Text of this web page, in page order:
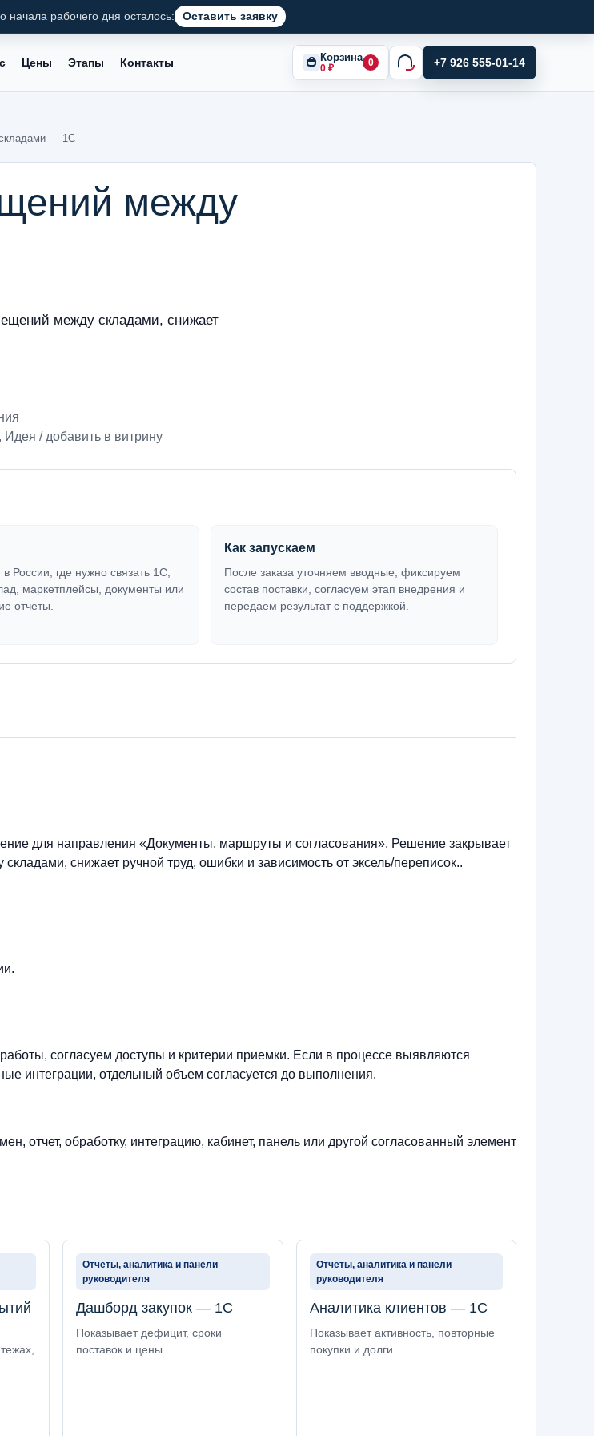
начала рабочего дня осталось: Оставить заявку
Цены Этапы Контакты Корзина
0 ₽ 0 +7 926 555-01-14
— 1С
между
между складами, снижает
, Идея / добавить в витрину
России, где нужно связать 1С,
маркетплейсы, документы или
отчеты.
Как запускаем
После заказа уточняем вводные, фиксируем
состав поставки, согласуем этап внедрения и
передаем результат с поддержкой.
для направления «Документы, маршруты и согласования». Решение закрывает
снижает ручной труд, ошибки и зависимость от эксель/переписок..
согласуем доступы и критерии приемки. Если в процессе выявляются
интеграции, отдельный объем согласуется до выполнения.
отчет, обработку, интеграцию, кабинет, панель или другой согласованный элемент
Отчеты, аналитика и панели
руководителя
Дашборд закупок — 1С
Показывает дефицит, сроки
поставок и цены.
Отчеты, аналитика и панели
руководителя
Аналитика клиентов — 1С
Показывает активность, повторные
покупки и долги.